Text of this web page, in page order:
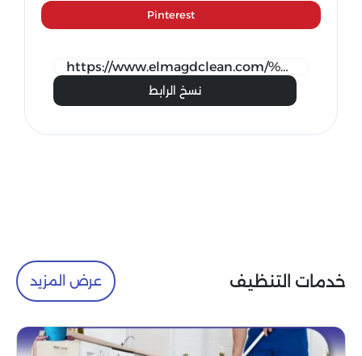
Pinterest
نسخ الرابط
خدمات التنظيف عرض المزيد